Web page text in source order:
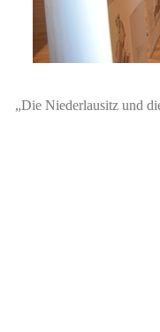
„Die Niederlausitz und